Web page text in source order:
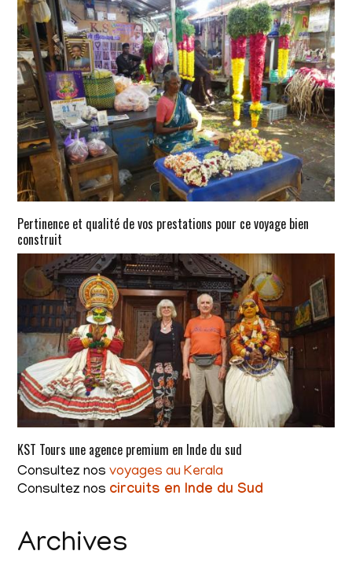
Pertinence et qualité de vos prestations pour ce voyage bien
construit
KST Tours une agence premium en Inde du sud
Consultez nosvoyages au Kerala
Consultez nos circuits en Inde du Sud
Archives